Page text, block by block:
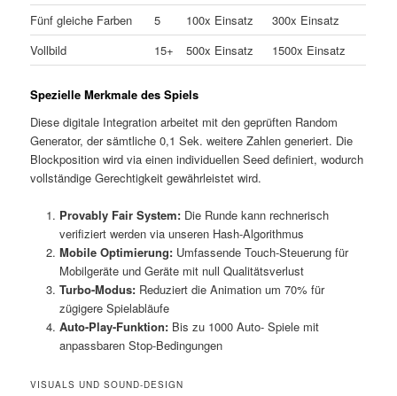
Fünf gleiche Farben
5 100x Einsatz
300x Einsatz
Vollbild
15+ 500x Einsatz 1500x Einsatz
Spezielle Merkmale des Spiels
Diese digitale Integration arbeitet mit den geprüften Random
Generator, der sämtliche 0,1 Sek. weitere Zahlen generiert. Die
Blockposition wird via einen individuellen Seed definiert, wodurch
vollständige Gerechtigkeit gewährleistet wird.
Provably Fair System:Die Runde kann rechnerisch
verifiziert werden via unseren Hash-Algorithmus
Mobile Optimierung:Umfassende Touch-Steuerung für
Mobilgeräte und Geräte mit null Qualitätsverlust
Turbo-Modus:Reduziert die Animation um 70% für
zügigere Spielabläufe
Auto-Play-Funktion:Bis zu 1000 Auto- Spiele mit
anpassbaren Stop-Bedingungen
VISUALS UND SOUND-DESIGN